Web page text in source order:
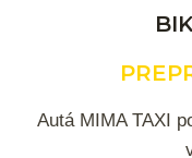
Autá MIMA TAXI